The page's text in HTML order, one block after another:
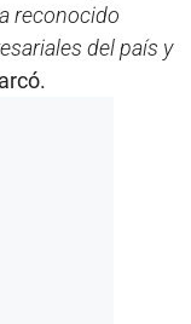
reconocido
del país y